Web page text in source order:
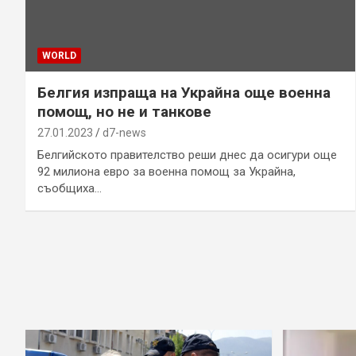
WORLD
Белгия изпраща на Украйна още военна
помощ, но не и танкове
27.01.2023 d7-news
Белгийското правителство реши днес да осигури още
92 милиона евро за военна помощ за Украйна,
съобщиха…